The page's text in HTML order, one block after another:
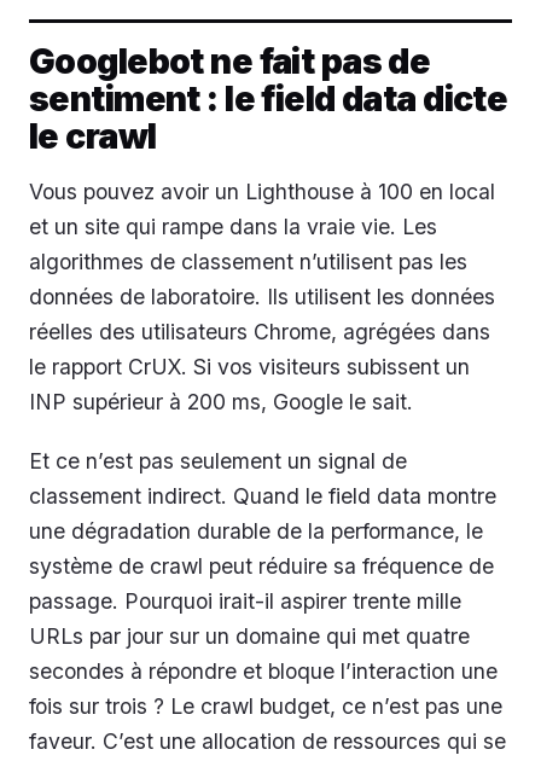
Googlebot ne fait pas de
sentiment : le field data dicte
le crawl
Vous pouvez avoir un Lighthouse à 100 en local
et un site qui rampe dans la vraie vie. Les
algorithmes de classement n’utilisent pas les
données de laboratoire. Ils utilisent les données
réelles des utilisateurs Chrome, agrégées dans
le rapport CrUX. Si vos visiteurs subissent un
INP supérieur à 200 ms, Google le sait.
Et ce n’est pas seulement un signal de
classement indirect. Quand le field data montre
une dégradation durable de la performance, le
système de crawl peut réduire sa fréquence de
passage. Pourquoi irait-il aspirer trente mille
URLs par jour sur un domaine qui met quatre
secondes à répondre et bloque l’interaction une
fois sur trois ? Le crawl budget, ce n’est pas une
faveur. C’est une allocation de ressources qui se